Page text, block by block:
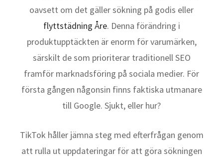
oavsett om det gäller sökning på godis eller
flyttstädning Åre. Denna förändring i
produktupptäckten är enorm för varumärken,
särskilt de som prioriterar traditionell SEO
framför marknadsföring på sociala medier. För
första gången någonsin finns faktiska utmanare
till Google. Sjukt, eller hur?
TikTok håller jämna steg med efterfrågan genom
att rulla ut uppdateringar för att göra sökningen